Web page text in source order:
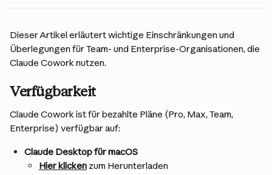
Dieser Artikel erläutert wichtige Einschränkungen und
Überlegungen für Team- und Enterprise-Organisationen, die
Claude Cowork nutzen.
Verfügbarkeit
Claude Cowork ist für bezahlte Pläne (Pro, Max, Team,
Enterprise) verfügbar auf:
Claude Desktop für macOS
Hier klicken zum Herunterladen